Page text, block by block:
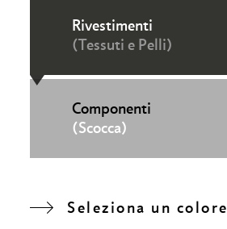
Rivestimenti
(Tessuti e Pelli)
Componenti
(Scocca)
Seleziona un colore